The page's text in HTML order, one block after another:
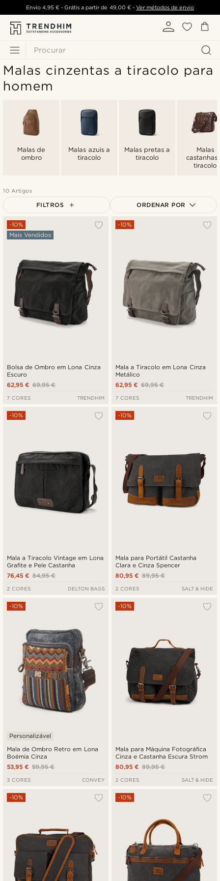
Procurar
Envio 4,95 €- Grátis a partir de 49,00 €- Ver métodos de envio
Malas cinzentas a tiracolo para
homem
Malas de
ombro
Malas azuis a
tiracolo
Malas pretas a
tiracolo
Malas
castanhas
tiracolo
10 Artigos
FILTROS ORDENAR POR
Mais vendidos
Preço mais alto
Bolsa de Ombro em Lona Cinza
Escuro
-10%
Mais Vendidos
69,95 €
62,95 €
7 CORES TRENDHIM
Mala a Tiracolo em Lona Cinza
Metálico
-10%
69,95 €
62,95 €
7 CORES TRENDHIM
Mala a Tiracolo Vintage em Lona
Grafite e Pele Castanha
-10%
84,95 €
76,45 €
2 CORES DELTON BAGS
Mala para Portátil Castanha
Clara e Cinza Spencer
-10%
89,95 €
80,95 €
2 CORES SALT & HIDE
Mala de Ombro Retro em Lona
Boémia Cinza
-10%
Personalizável
59,95 €
53,95 €
3 CORES CONVEY
Mala para Máquina Fotográfica
Cinza e Castanha Escura Strom
-10%
89,95 €
80,95 €
2 CORES SALT & HIDE
-10% -10%